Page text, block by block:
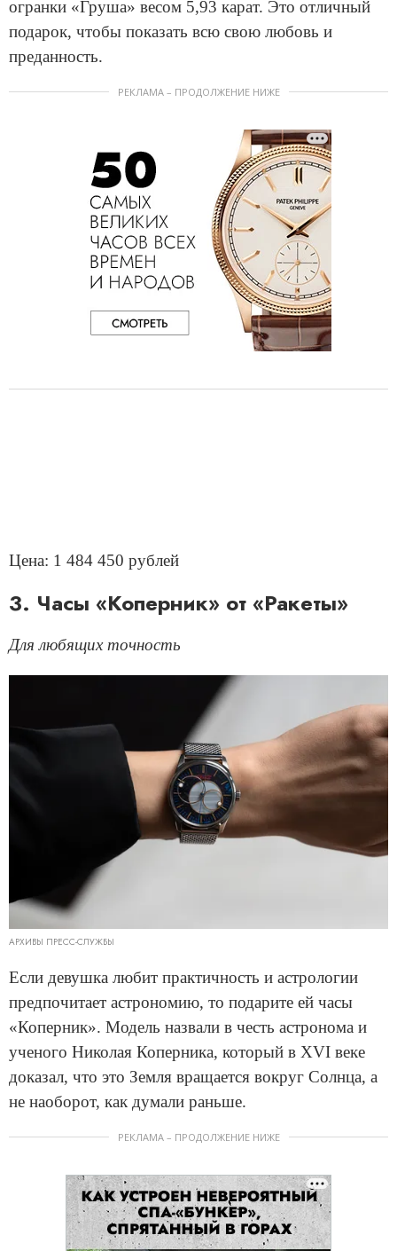
огранки «Груша» весом 5,93 карат. Это отличный
подарок, чтобы показать всю свою любовь и
преданность.
РЕКЛАМА – ПРОДОЛЖЕНИЕ НИЖЕ
Цена: 1 484 450 рублей
3. Часы «Коперник» от «Ракеты»
Для любящих точность
АРХИВЫ ПРЕСС-СЛУЖБЫ
Если девушка любит практичность и астрологии
предпочитает астрономию, то подарите ей часы
«Коперник». Модель назвали в честь астронома и
ученого Николая Коперника, который в XVI веке
доказал, что это Земля вращается вокруг Солнца, а
не наоборот, как думали раньше.
РЕКЛАМА – ПРОДОЛЖЕНИЕ НИЖЕ